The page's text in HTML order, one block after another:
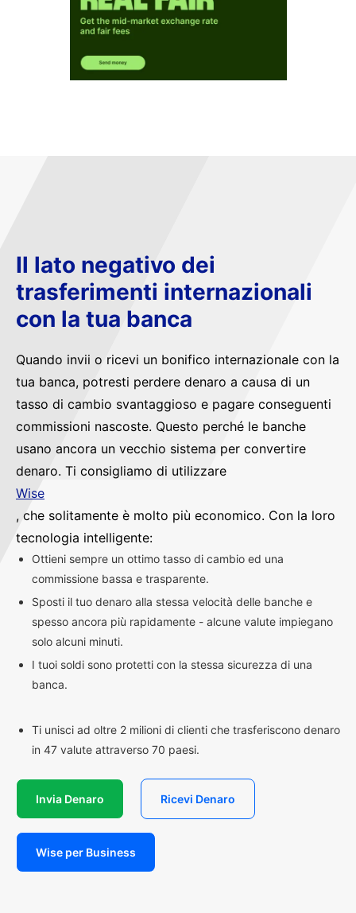
Il lato negativo dei
trasferimenti internazionali
con la tua banca
Quando invii o ricevi un bonifico internazionale con la
tua banca, potresti perdere denaro a causa di un
tasso di cambio svantaggioso e pagare conseguenti
commissioni nascoste. Questo perché le banche
usano ancora un vecchio sistema per convertire
denaro. Ti consigliamo di utilizzare
Wise
, che solitamente è molto più economico. Con la loro
tecnologia intelligente:
Ottieni sempre un ottimo tasso di cambio ed una
commissione bassa e trasparente.
Sposti il tuo denaro alla stessa velocità delle banche e
spesso ancora più rapidamente - alcune valute impiegano
solo alcuni minuti.
I tuoi soldi sono protetti con la stessa sicurezza di una
banca.
Ti unisci ad oltre 2 milioni di clienti che trasferiscono denaro
in 47 valute attraverso 70 paesi.
Invia Denaro Ricevi Denaro
Wise per Business